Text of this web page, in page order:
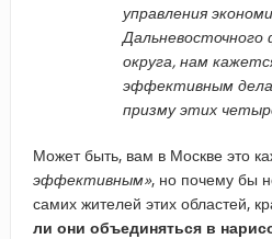
управления
Дальневосточного
округа, нам
эффективным
призму этих
Может быть, вам в Москве это
эффективным», но почему бы
самих жителей этих областей,
ли они объединяться в